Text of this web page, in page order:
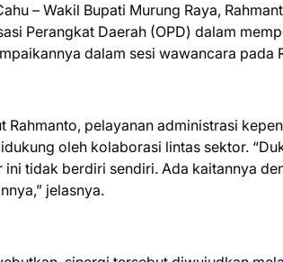
– Wakil Bupati Murung Raya,
Perangkat Daerah (OPD) dalam
dalam sesi wawancara
Rahmanto, pelayanan administrasi
oleh kolaborasi lintas sektor.
ini tidak berdiri sendiri. Ada kaitannya
jelasnya.